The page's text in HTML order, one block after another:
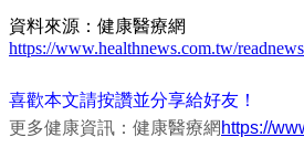
資料來源：健康醫療網
https://www.healthnews.com.tw/
喜歡本文請按讚並分享給好友！
更多健康資訊：健康醫療網 https://